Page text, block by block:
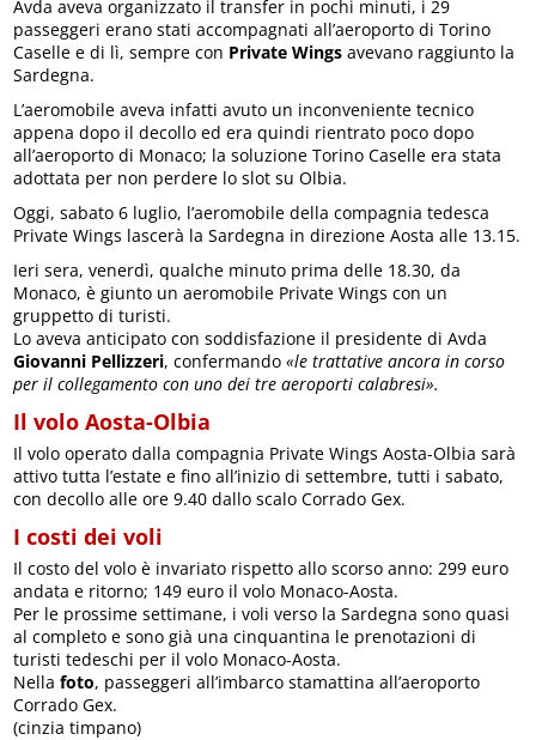
Avda aveva organizzato il transfer in pochi minuti, i 29
passeggeri erano stati accompagnati all’aeroporto di Torino
Caselle e di lì, sempre con Private Wings avevano raggiunto la
Sardegna.
L’aeromobile aveva infatti avuto un inconveniente tecnico
appena dopo il decollo ed era quindi rientrato poco dopo
all’aeroporto di Monaco; la soluzione Torino Caselle era stata
adottata per non perdere lo slot su Olbia.
Oggi, sabato 6 luglio, l’aeromobile della compagnia tedesca
Private Wings lascerà la Sardegna in direzione Aosta alle 13.15.
Ieri sera, venerdì, qualche minuto prima delle 18.30, da
Monaco, è giunto un aeromobile Private Wings con un
gruppetto di turisti.
Lo aveva anticipato con soddisfazione il presidente di Avda
Giovanni Pellizzeri, confermando«le trattative ancora in corso
per il collegamento con uno dei tre aeroporti calabresi».
Il volo Aosta-Olbia
Il volo operato dalla compagnia Private Wings Aosta-Olbia sarà
attivo tutta l’estate e fino all’inizio di settembre, tutti i sabato,
con decollo alle ore 9.40 dallo scalo Corrado Gex.
I costi dei voli
Il costo del volo è invariato rispetto allo scorso anno: 299 euro
andata e ritorno; 149 euro il volo Monaco-Aosta.
Per le prossime settimane, i voli verso la Sardegna sono quasi
al completo e sono già una cinquantina le prenotazioni di
turisti tedeschi per il volo Monaco-Aosta.
Nella foto, passeggeri all’imbarco stamattina all’aeroporto
Corrado Gex.
(cinzia timpano)